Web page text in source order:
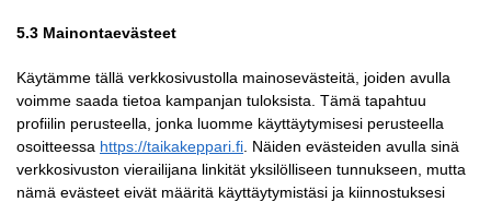
5.3 Mainontaevästeet
Käytämme tällä verkkosivustolla mainosevästeitä, joiden avulla
voimme saada tietoa kampanjan tuloksista. Tämä tapahtuu
profiilin perusteella, jonka luomme käyttäytymisesi perusteella
osoitteessa https://taikakeppari.fi . Näiden evästeiden avulla sinä
verkkosivuston vierailijana linkität yksilölliseen tunnukseen, mutta
nämä evästeet eivät määritä käyttäytymistäsi ja kiinnostuksesi